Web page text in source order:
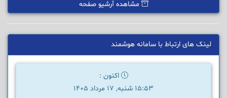
مشاهده آرشیو صفحه
لینک های ارتباط با سامانه هوشمند
اکنون :
15:53 شنبه, 17 مرداد 1405